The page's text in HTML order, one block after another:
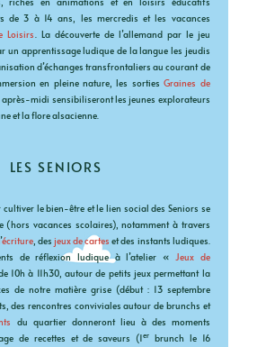
de 3 à 14 ans, les mercredis et les vacances
Loisirs. La découverte de l’allemand par le jeu
un apprentissage ludique de la langue les jeudis
d’échanges transfrontaliers au courant de
en pleine nature, les sortiesGraines de
après-midi sensibiliseront les jeunes explorateurs
et la flore alsacienne.
LES SENIORS
cultiver le bien-être et le lien social des Seniors se
(hors vacances scolaires), notamment à travers
écriture, des jeux de cartes et des instants ludiques.
de réflexion ludique à l’atelier « Jeux de
10h à 11h30, autour de petits jeux permettant la
de notre matière grise (début : 13 septembre
des rencontres conviviales autour de brunchs et
du quartier donneront lieu à des moments
de recettes et de saveurs (1er brunch le 16